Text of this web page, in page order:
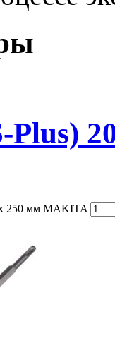
Plus)
250 мм MAKITA